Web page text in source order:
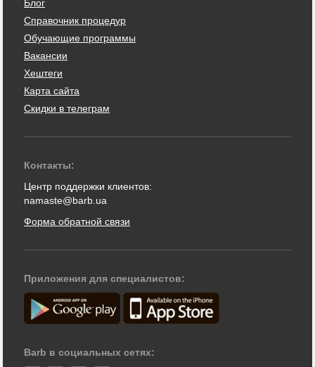
Блог
Справочник процедур
Обучающие программы
Вакансии
Хештеги
Карта сайта
Скидки в телеграм
Контакты:
Центр поддержки клиентов:
namaste@barb.ua
Форма обратной связи
Приложения для специалистов:
Barb в социальных сетях: